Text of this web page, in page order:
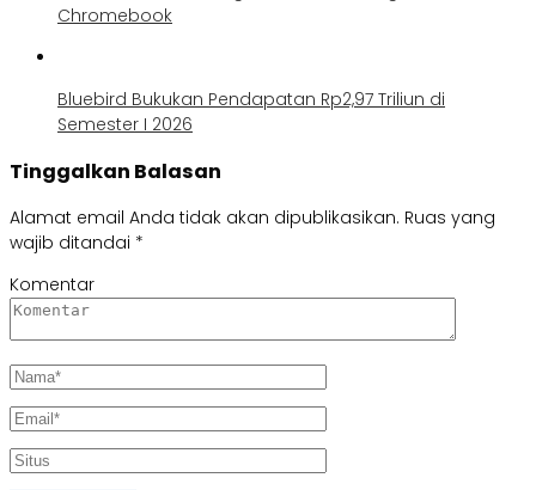
Chromebook
Bluebird Bukukan Pendapatan Rp2,97 Triliun di
Semester I 2026
Tinggalkan Balasan
Alamat email Anda tidak akan dipublikasikan. Ruas yang
wajib ditandai *
Komentar